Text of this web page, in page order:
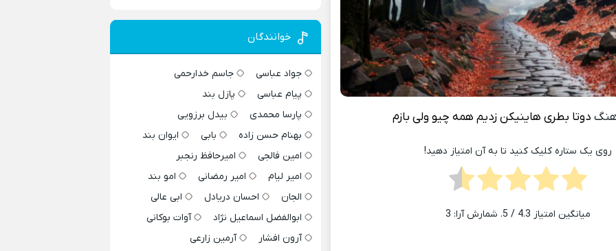
دوتا بطری هاینیکن زدیم همه چیو ولی بازم
روی یک ستاره کلیک کنید تا به آن امتیاز دهید!
میانگین امتیاز 4.3 / 5. شمارش آرا: 3
خوانندگان
جواد عباسی
جاسم خدارحمی
پیام عباسی
پازل بند
پارسا محمدی
بیدل برزویی
بهنام حسن زاده
بابی
ایوان بند
امین فالجی
امیرحافظ رنجبر
امیر لیام
امیر رمضانی
امو بند
الجان
احسان دریادل
ابی عالی
ابوالفضل اسماعیل نژاد
آوات بوکانی
آرون افشار
آرمین زارعی